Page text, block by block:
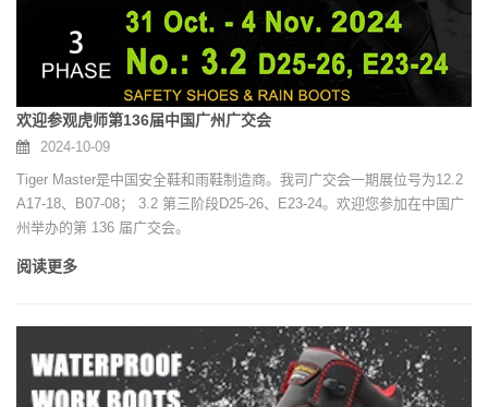
欢迎参观虎师第136届中国广州广交会
2024-10-09
Tiger Master是中国安全鞋和雨鞋制造商。我司广交会一期展位号为12.2
A17-18、B07-08； 3.2 第三阶段D25-26、E23-24。欢迎您参加在中国广
州举办的第 136 届广交会。
阅读更多